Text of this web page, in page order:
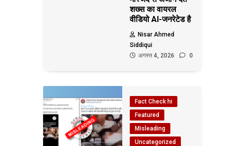
शख्स का वायरल
वीडियो AI-जनरेटेड है
Nisar Ahmed
Siddiqui
अगस्त 4, 2026
0
Fact Check hi
Featured
Misleading
Uncategorized